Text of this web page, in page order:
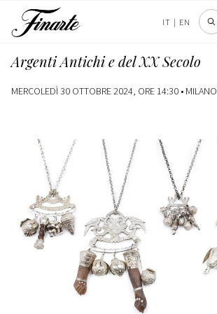
IT | EN
Argenti Antichi e del XX Secolo
MERCOLEDÌ 30 OTTOBRE 2024, ORE 14:30 • MILANO